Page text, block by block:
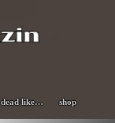
dead like… shop